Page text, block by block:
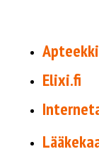
Elixi.fi